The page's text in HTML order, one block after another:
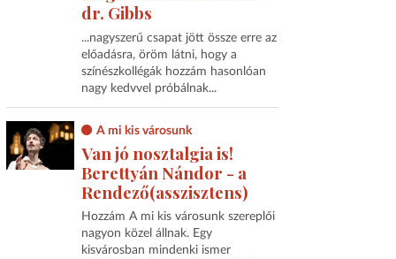
dr. Gibbs
...nagyszerű csapat jött össze erre az
előadásra, öröm látni, hogy a
színészkollégák hozzám hasonlóan
nagy kedvvel próbálnak...
A mi kis városunk
Van jó nosztalgia is!
Berettyán Nándor - a
Rendező(asszisztens)
Hozzám A mi kis városunk szereplői
nagyon közel állnak. Egy
kisvárosban mindenki ismer